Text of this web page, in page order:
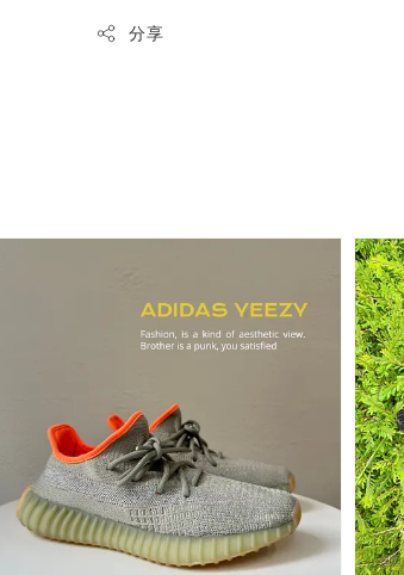
分享